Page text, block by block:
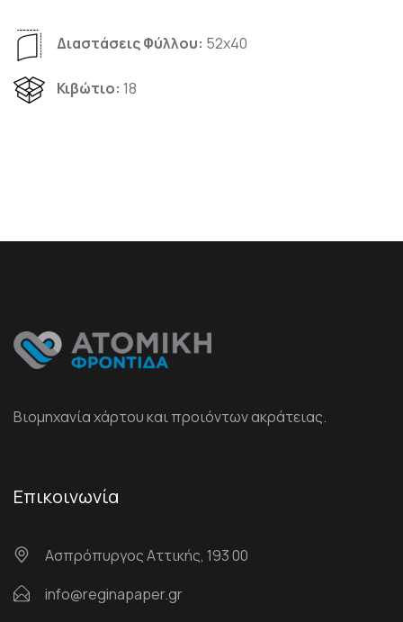
Διαστάσεις Φύλλου: 52x40
Κιβώτιο: 18
Βιομηχανία χάρτου και προιόντων ακράτειας.
Επικοινωνία
Ασπρόπυργος Αττικής, 193 00
info@reginapaper.gr